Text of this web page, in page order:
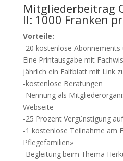
Mitgliederbeitrag
II: 1000 Franken
Vorteile:
-20 kostenlose Abonnements
Eine Printausgabe mit
jährlich ein Faltblatt mit Link
-kostenlose Beratungen
-Nennung als
Webseite
-25 Prozent Vergünstigung
-1 kostenlose Teilnahme am
Pflegefamilien»
-Begleitung beim Thema